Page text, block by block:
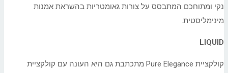
נקי ומתוחכם המתבסס על צורות גאומטריות בהשראת אמנות
מינימליסטית.
LIQUID
קולקציית Pure Elegance מתכתבת גם היא העונה עם קולקציית